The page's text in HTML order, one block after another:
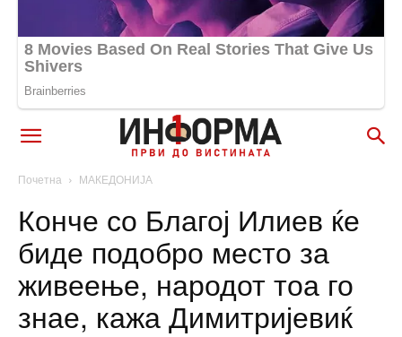
Почетна МАКЕДОНИЈА
Конче со Благој Илиев ќе
биде подобро место за
живеење, народот тоа го
знае, кажа Димитријевиќ